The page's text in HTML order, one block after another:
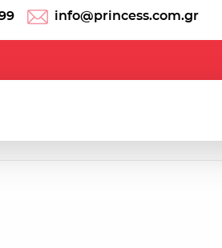
info@princess.com.gr